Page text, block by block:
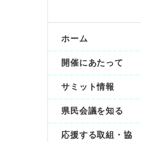
ホーム
開催にあたって
サミット情報
県民会議を知る
応援する取組・協